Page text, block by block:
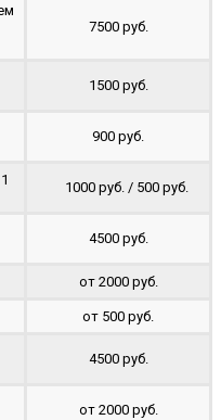
7500 руб.
1500 руб.
900 руб.
1000 руб. / 500 руб.
4500 руб.
от 2000 руб.
от 500 руб.
4500 руб.
от 2000 руб.